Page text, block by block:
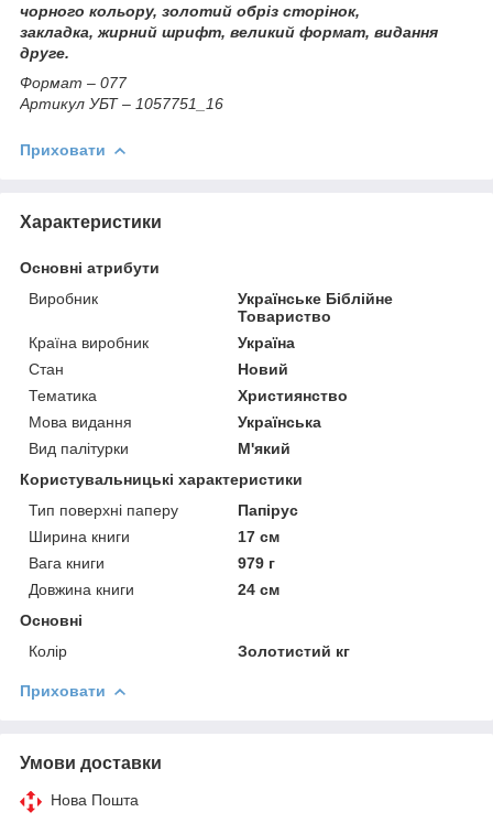
чорного кольору, золотий обріз сторінок,
закладка, жирний шрифт, великий формат, видання
друге.
Формат – 077
Артикул УБТ – 1057751_16
Приховати
Характеристики
Основні атрибути
Виробник
Українське Біблійне
Товариство
Країна виробник
Україна
Стан
Новий
Тематика
Християнство
Мова видання
Українська
Вид палітурки
М'який
Користувальницькі характеристики
Тип поверхні паперу
Папірус
Ширина книги
17 см
Вага книги
979 г
Довжина книги
24 см
Основні
Колір
Золотистий кг
Приховати
Умови доставки
Нова Пошта